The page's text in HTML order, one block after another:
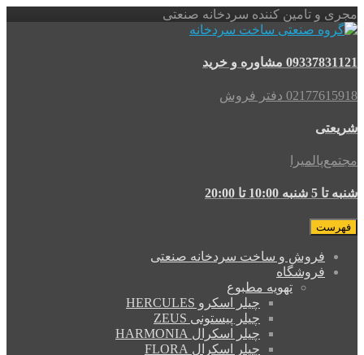
مجری و تامین کننده سردخانه صنعتی
09337831121 مشاوره و خرید
02177615918 دفتر فروش
شریعتی
مجتمع‌پالمیرا
شنبه تا 5 شنبه 10:00 تا 20:00
فهرست
فروش و ساخت سردخانه صنعتی
فروشگاه
تهویه مطبوع
چیلر اسکرو HERCULES
چیلر پیستونی ZEUS
چیلر اسکرال HARMONIA
چیلر اسکرال FLORA